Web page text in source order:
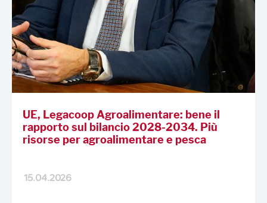
UE, Legacoop Agroalimentare: bene il
rapporto sul bilancio 2028-2034. Più
risorse per agroalimentare e pesca
15.04.2026